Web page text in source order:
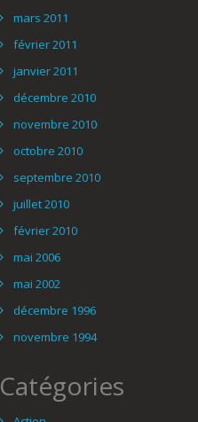
mars 2011
février 2011
janvier 2011
décembre 2010
novembre 2010
octobre 2010
septembre 2010
juillet 2010
février 2010
mai 2006
mai 2002
décembre 1996
novembre 1994
Catégories